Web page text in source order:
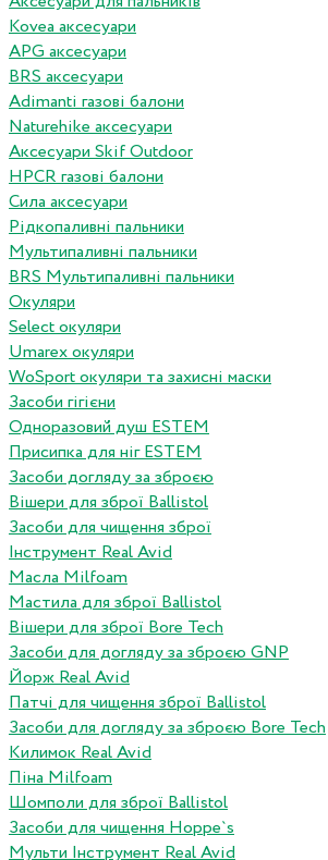
Kovea аксесуари
APG аксесуари
BRS аксесуари
Adimanti газові балони
Naturehike аксесуари
Аксесуари Skif Outdoor
HPCR газові балони
Сила аксесуари
Рідкопаливні пальники
Мультипаливні пальники
BRS Мультипаливні пальники
Окуляри
Select окуляри
Umarex окуляри
WoSport окуляри та захисні маски
Засоби гігієни
Одноразовий душ ESTEM
Присипка для ніг ESTEM
Засоби догляду за зброєю
Вішери для зброї Ballistol
Засоби для чищення зброї
Інструмент Real Avid
Масла Milfoam
Мастила для зброї Ballistol
Вішери для зброї Bore Tech
Засоби для догляду за зброєю GNP
Йорж Real Avid
Патчі для чищення зброї Ballistol
Засоби для догляду за зброєю Bore Tech
Килимок Real Avid
Піна Milfoam
Шомполи для зброї Ballistol
Засоби для чищення Hoppe`s
Мульти Інструмент Real Avid